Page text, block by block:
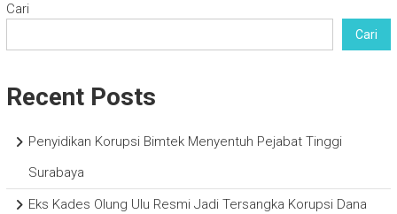
Cari
Cari
Recent Posts
Penyidikan Korupsi Bimtek Menyentuh Pejabat Tinggi
Surabaya
Eks Kades Olung Ulu Resmi Jadi Tersangka Korupsi Dana